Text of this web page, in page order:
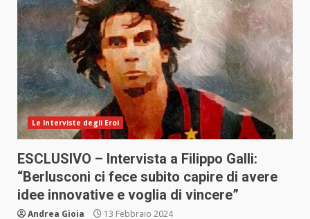
Le Interviste degli Eroi
ESCLUSIVO – Intervista a Filippo Galli:
“Berlusconi ci fece subito capire di avere
idee innovative e voglia di vincere”
Andrea Gioia 13 Febbraio 2024